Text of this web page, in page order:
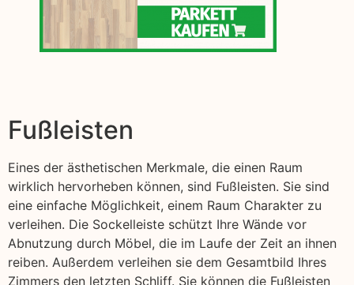
Fußleisten
Eines der ästhetischen Merkmale, die einen Raum
wirklich hervorheben können, sind Fußleisten. Sie sind
eine einfache Möglichkeit, einem Raum Charakter zu
verleihen. Die Sockelleiste schützt Ihre Wände vor
Abnutzung durch Möbel, die im Laufe der Zeit an ihnen
reiben. Außerdem verleihen sie dem Gesamtbild Ihres
Zimmers den letzten Schliff. Sie können die Fußleisten